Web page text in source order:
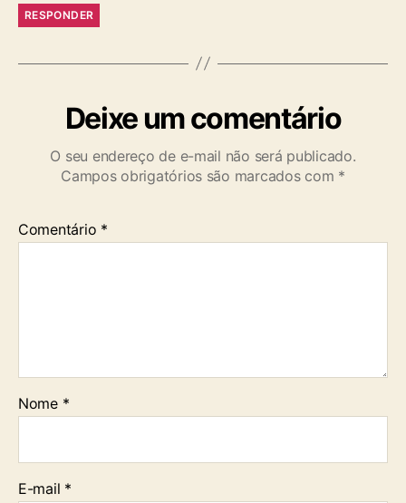
RESPONDER
Deixe um comentário
O seu endereço de e-mail não será publicado.
Campos obrigatórios são marcados com *
Comentário *
Nome *
E-mail *